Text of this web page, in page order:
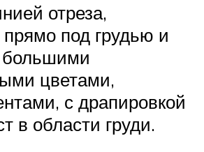
отреза,
под грудью и
цветами,
с драпировкой
в области груди.